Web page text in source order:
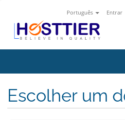
Português Entrar
Escolher um